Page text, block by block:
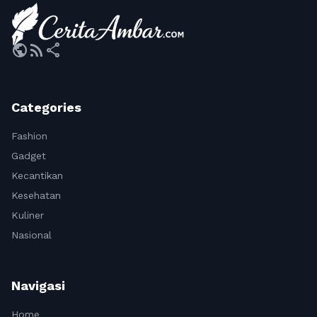
publicrss_feed share
Categories
Fashion
Gadget
Kecantikan
Kesehatan
Kuliner
Nasional
Navigasi
Home